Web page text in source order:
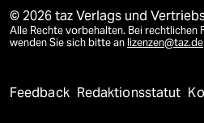
© 2026 taz Verlags und
Alle Rechte vorbehalten. Bei rechtlichen
wenden Sie sich bitte an lizenzen@taz.de
Feedback Redaktionsstatut